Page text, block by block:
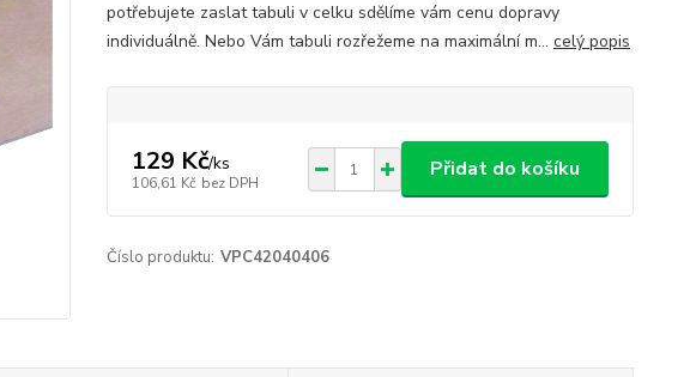
potřebujete zaslat tabuli v celku sdělíme vám cenu dopravy
individuálně. Nebo Vám tabuli rozřežeme na maximální m... celý popis
129 Kč/ks
106,61 Kč bez DPH
Přidat do košíku
Číslo produktu: VPC42040406